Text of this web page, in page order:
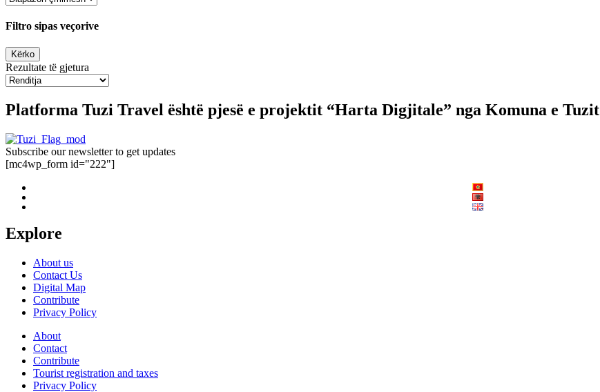
Filtro sipas veçorive
Rezultate të gjetura
Platforma Tuzi Travel është pjesë e projektit “Harta Digjitale” nga Komuna e Tuzit
Subscribe our newsletter to get updates
[mc4wp_form id="222"]
Explore
About us
Contact Us
Digital Map
Contribute
Privacy Policy
About
Contact
Contribute
Tourist registration and taxes
Privacy Policy